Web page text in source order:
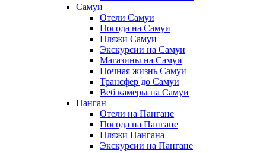
Самуи
Отели Самуи
Погода на Самуи
Пляжи Самуи
Экскурсии на Самуи
Магазины на Самуи
Ночная жизнь Самуи
Трансфер до Самуи
Веб камеры на Самуи
Панган
Отели на Пангане
Погода на Пангане
Пляжи Пангана
Экскурсии на Пангане